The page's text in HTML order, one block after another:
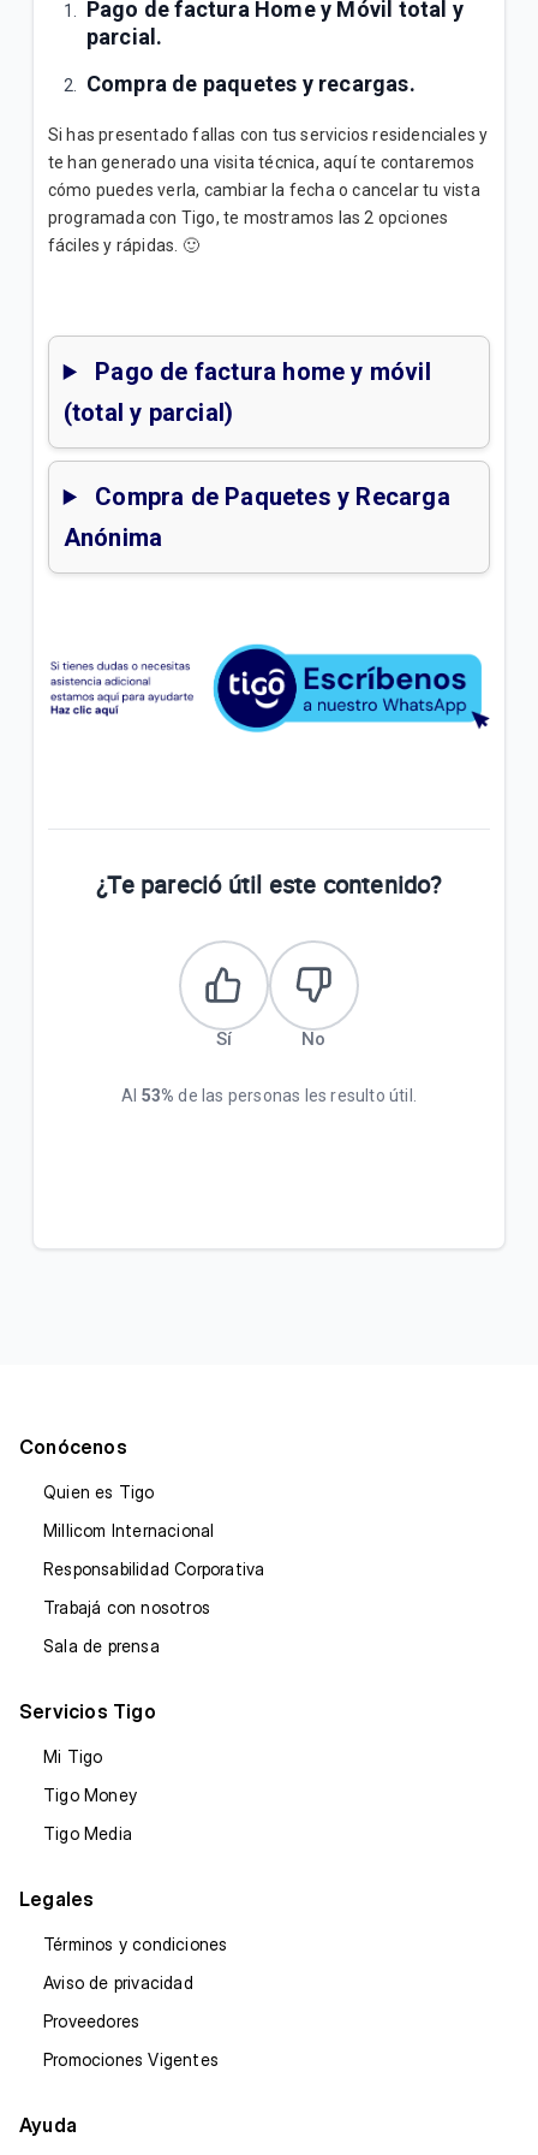
Factura Electrónica | General
Pagos de Factura en Tigo y Bancos | General
VER MÁS
Pago de factura Home y Móvil total y
parcial.
Compra de paquetes y recargas.
Si has presentado fallas con tus servicios residenciales y
te han generado una visita técnica, aquí te contaremos
cómo puedes verla, cambiar la fecha o cancelar tu vista
programada con Tigo, te mostramos las 2 opciones
fáciles y rápidas. 🙂
Pago de factura home y móvil
(total y parcial)
Compra de Paquetes y Recarga
Anónima
¿Te pareció útil este contenido?
Sí No
Al 53% de las personas les resulto útil.
Conócenos
Quien es Tigo
Millicom Internacional
Responsabilidad Corporativa
Trabajá con nosotros
Sala de prensa
Servicios Tigo
Mi Tigo
Tigo Money
Tigo Media
Legales
Términos y condiciones
Aviso de privacidad
Proveedores
Promociones Vigentes
Ayuda